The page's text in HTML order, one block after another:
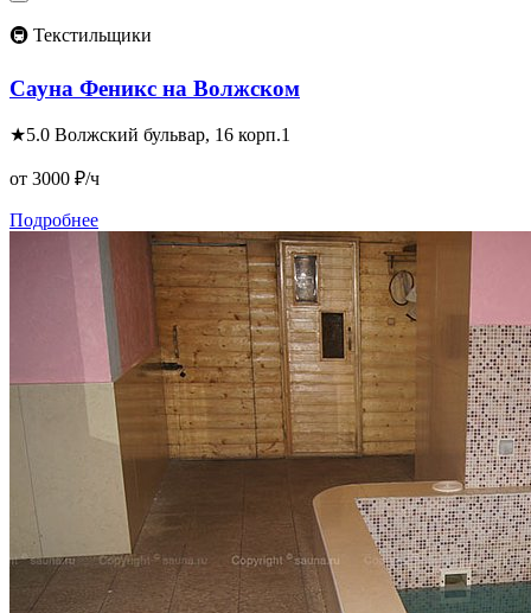
🚇 Текстильщики
Сауна Феникс на Волжском
★5.0 Волжский бульвар, 16 корп.1
от 3000 ₽/ч
Подробнее